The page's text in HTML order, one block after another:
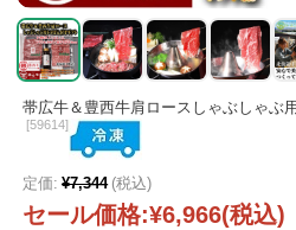
帯広牛＆豊西牛肩ロースしゃぶしゃぶ
[59614]
定価: ¥7,344 (税込)
セール価格:¥6,966(税込)